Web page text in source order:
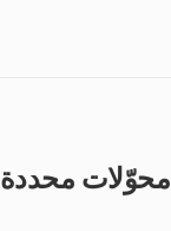
محوّلات محددة